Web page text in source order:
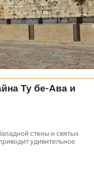
Ту бе-Ава и
стены и святых
удивительное